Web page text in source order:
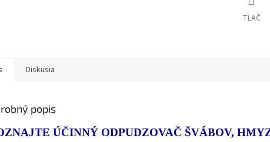
TLAČ
Diskusia
popis
ÚČINNÝ ODPUDZOVAČ ŠVÁBOV,